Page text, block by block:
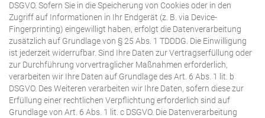
DSGVO. Sofern Sie in die Speicherung von Cookies oder in den
Zugriff auf Informationen in Ihr Endgerät (z. B. via Device-
Fingerprinting) eingewilligt haben, erfolgt die Datenverarbeitung
zusätzlich auf Grundlage von § 25 Abs. 1 TDDDG. Die Einwilligung
ist jederzeit widerrufbar. Sind Ihre Daten zur Vertragserfüllung oder
zur Durchführung vorvertraglicher Maßnahmen erforderlich,
verarbeiten wir Ihre Daten auf Grundlage des Art. 6 Abs. 1 lit. b
DSGVO. Des Weiteren verarbeiten wir Ihre Daten, sofern diese zur
Erfüllung einer rechtlichen Verpflichtung erforderlich sind auf
Grundlage von Art. 6 Abs. 1 lit. c DSGVO. Die Datenverarbeitung